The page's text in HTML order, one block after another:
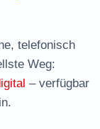
telefonisch
Weg:
– verfügbar